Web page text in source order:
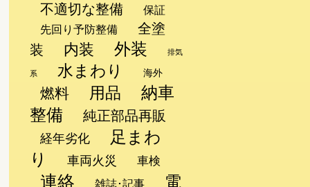
不適切な整備
保証
先回り予防整備
全塗
装
内装 外装 排気
系 水まわり 海外
燃料 用品
納車
整備
純正部品再販
経年劣化
足まわ
り
車両火災 車検
連絡 雑誌･記事 電